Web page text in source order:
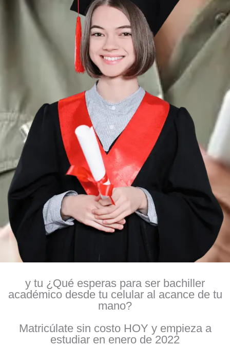
y tu ¿Qué esperas para ser bachiller
académico desde tu celular al acance de tu
mano?
Matricúlate sin costo HOY y empieza a
estudiar en enero de 2022